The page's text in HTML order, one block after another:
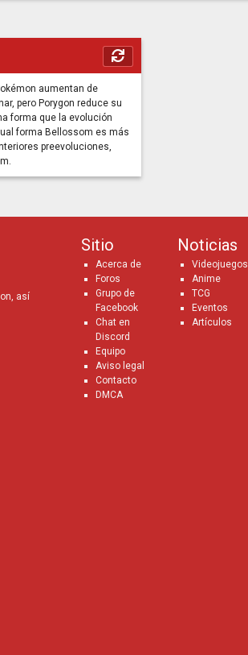
aumentan de
pero Porygon reduce su
forma que la evolución
forma Bellossom es más
preevoluciones,
así
Sitio
Acerca de
Foros
Grupo de
Facebook
Chat en
Discord
Equipo
Aviso legal
Contacto
DMCA
Noticias
Videojuegos
Anime
TCG
Eventos
Artículos